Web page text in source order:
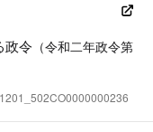
政令 （令和二年政令第